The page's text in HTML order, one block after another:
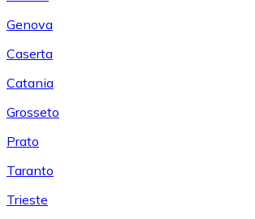
Genova
Caserta
Catania
Grosseto
Prato
Taranto
Trieste